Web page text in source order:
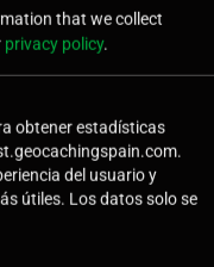
imanes o
gota suele ser
esconder y hacer
alicates y hoja para
en uno» que te
y hacer
cachés
nunca está de
that we collect
privacy policy.
obtener estadísticas
del usuario y
útiles. Los datos solo se